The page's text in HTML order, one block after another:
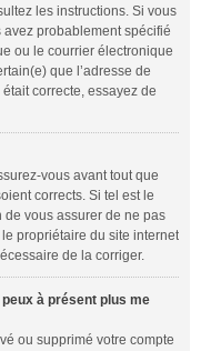
les instructions. Si vous
probablement spécifié
ou le courrier électronique
que l’adresse de
correcte, essayez de
vous avant tout que
corrects. Si tel est le
de vous assurer de ne pas
propriétaire du site internet
de la corriger.
à présent plus me
ou supprimé votre compte